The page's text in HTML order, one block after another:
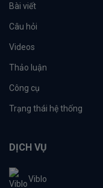
Bài viết
Câu hỏi
Videos
Thảo luận
Công cụ
Trạng thái hệ thống
DỊCH VỤ
Viblo